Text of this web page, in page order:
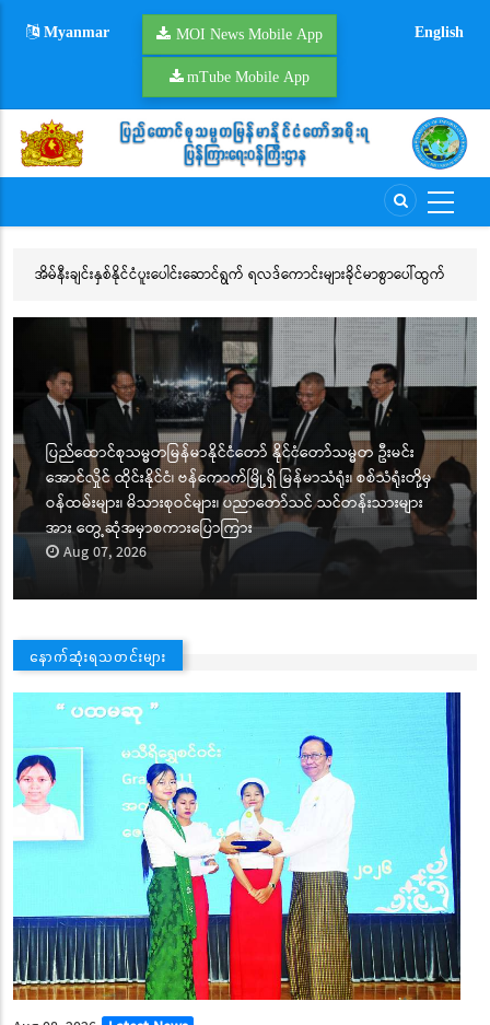
Myanmar MOI News Mobile App
mTube Mobile App
English
အိမ်နီးချင်းနှစ်နိုင်ငံပူးပေါင်းဆောင်ရွက် ရလဒ်ကောင်းများခိုင်မာစွာပေါ်ထွက်
ပြည်ထောင်စုသမ္မတမြန်မာနိုင်ငံတော် နိုင်ငံတော်သမ္မတ ဦးမင်း
အောင်လှိုင် ထိုင်းနိုင်ငံ၊ ဗန်ကောက်မြို့ရှိ မြန်မာသံရုံး၊ စစ်သံရုံးတို့မှ
ဝန်ထမ်းများ၊ မိသားစုဝင်များ၊ ပညာတော်သင် သင်တန်းသားများ
အား တွေ့ဆုံအမှာစကားပြောကြား
Aug 07, 2026
နောက်ဆုံးရသတင်းများ